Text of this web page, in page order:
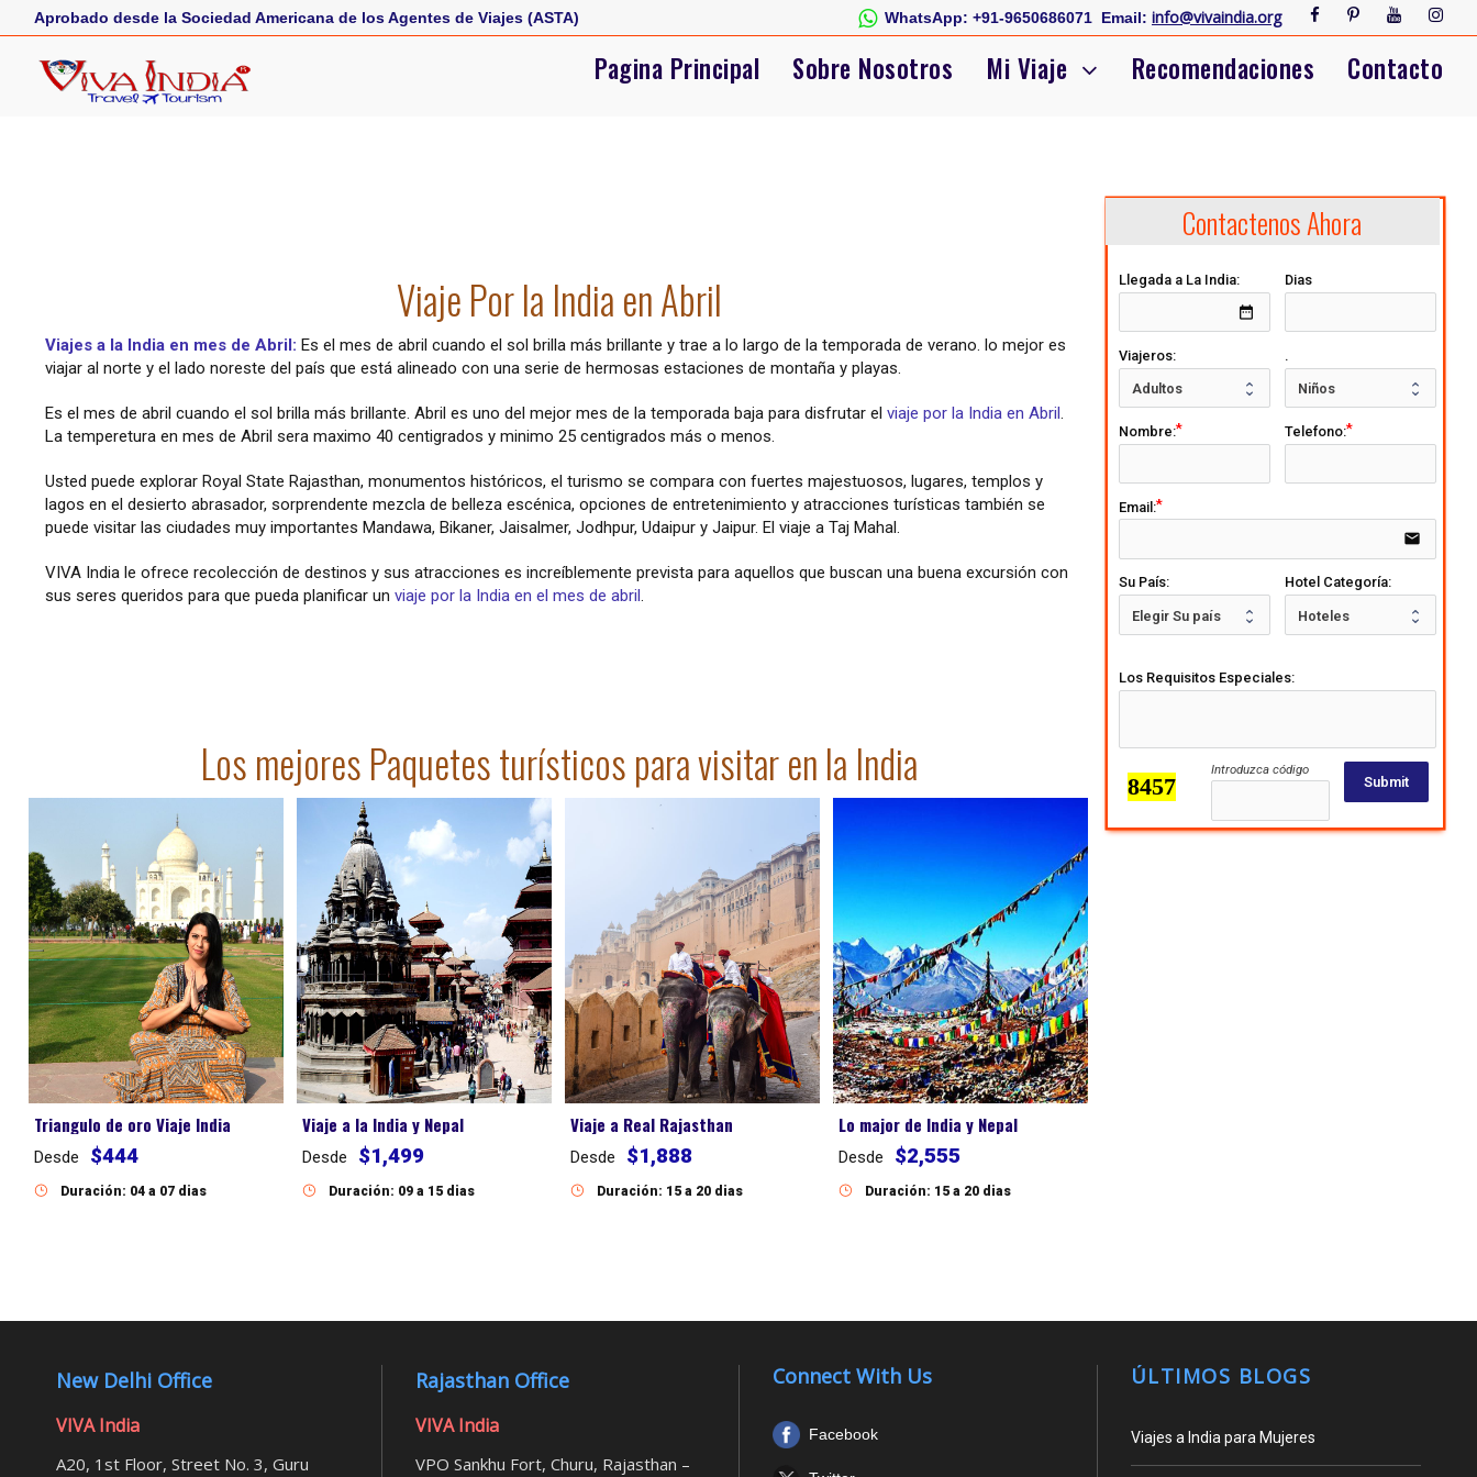
Aprobado desde la Sociedad Americana de los Agentes de Viajes (ASTA) WhatsApp: +91-9650686071 Email: info@vivaindia.org
Pagina Principal Sobre Nosotros Mi Viaje Recomendaciones Contacto
Viaje Por la India en Abril
Viajes a la India en mes de Abril: Es el mes de abril cuando el sol brilla más brillante y trae a lo largo de la temporada de verano. lo mejor es
viajar al norte y el lado noreste del país que está alineado con una serie de hermosas estaciones de montaña y playas.
Es el mes de abril cuando el sol brilla más brillante. Abril es uno del mejor mes de la temporada baja para disfrutar el viaje por la India en Abril.
La temperetura en mes de Abril sera maximo 40 centigrados y minimo 25 centigrados más o menos.
Usted puede explorar Royal State Rajasthan, monumentos históricos, el turismo se compara con fuertes majestuosos, lugares, templos y
lagos en el desierto abrasador, sorprendente mezcla de belleza escénica, opciones de entretenimiento y atracciones turísticas también se
puede visitar las ciudades muy importantes Mandawa, Bikaner, Jaisalmer, Jodhpur, Udaipur y Jaipur. El viaje a Taj Mahal.
VIVA India le ofrece recolección de destinos y sus atracciones es increíblemente prevista para aquellos que buscan una buena excursión con
sus seres queridos para que pueda planificar un viaje por la India en el mes de abril.
Los mejores Paquetes turísticos para visitar en la India
Triangulo de oro Viaje India
Desde $444
Duración: 04 a 07 dias
Viaje a la India y Nepal
Desde $1,499
Duración: 09 a 15 dias
Viaje a Real Rajasthan
Desde $1,888
Duración: 15 a 20 dias
Lo major de India y Nepal
Desde $2,555
Duración: 15 a 20 dias
Contactenos Ahora
Llegada a La India:
date_range
Dias
Viajeros: .
Nombre: Telefono:
Email:
email
Su País: Hotel Categoría:
Los Requisitos Especiales:
Introduzca código
Submit
New Delhi Office
VIVA India
A20, 1st Floor, Street No. 3, Guru
Rajasthan Office
VIVA India
VPO Sankhu Fort, Churu, Rajasthan –
Connect With Us
Facebook
ÚLTIMOS BLOGS
Viajes a India para Mujeres